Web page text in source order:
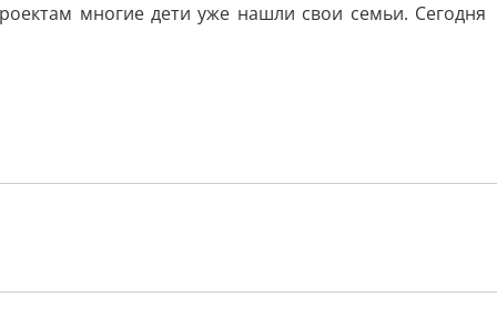
многие дети уже нашли свои семьи. Сегодня